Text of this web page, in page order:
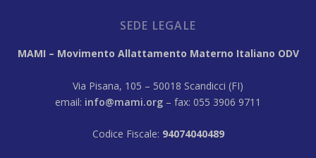
SEDE LEGALE
MAMI – Movimento Allattamento Materno Italiano ODV
Via Pisana, 105 – 50018 Scandicci (FI)
email: info@mami.org – fax: 055 3906 9711
Codice Fiscale: 94074040489